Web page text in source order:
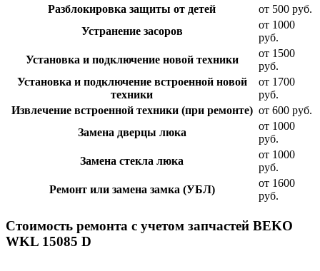
Разблокировка защиты от детей
от 500 руб.
Устранение засоров
от 1000
руб.
Установка и подключение новой техники
от 1500
руб.
Установка и подключение встроенной новой
техники
от 1700
руб.
Извлечение встроенной техники (при ремонте) от 600 руб.
Замена дверцы люка
от 1000
руб.
Замена стекла люка
от 1000
руб.
Ремонт или замена замка (УБЛ)
от 1600
руб.
Стоимость ремонта с учетом запчастей BEKO
WKL 15085 D